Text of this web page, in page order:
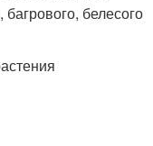
белесого